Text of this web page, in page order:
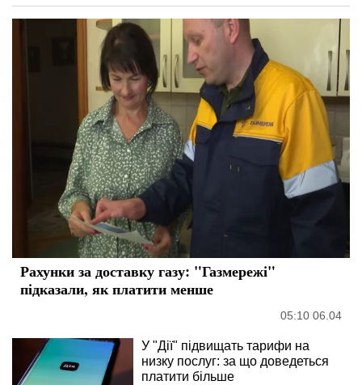
Рахунки за доставку газу: "Газмережі"
підказали, як платити менше
05:10 06.04
У "Дії" підвищать тарифи на
низку послуг: за що доведеться
платити більше